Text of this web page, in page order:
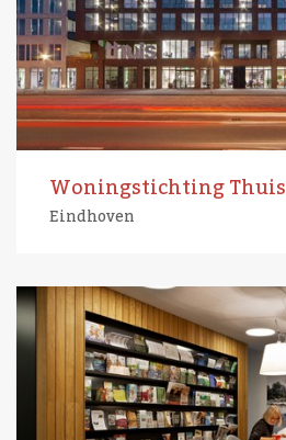
Woningstichting Thuis
Eindhoven